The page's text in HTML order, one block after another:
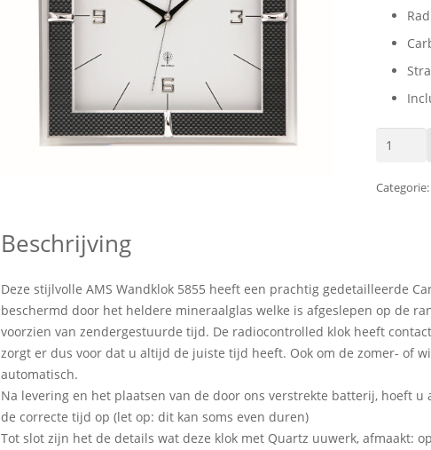
AMS
5855
Categorie:
Beschrijving
Deze stijlvolle AMS Wandklok 5855 heeft een prachtig gedetailleerde
beschermd door het heldere mineraalglas welke is afgeslepen op de
voorzien van zendergestuurde tijd. De radiocontrolled klok heeft
zorgt er dus voor dat u altijd de juiste tijd heeft. Ook om de zomer- of
automatisch.
Na levering en het plaatsen van de door ons verstrekte batterij, hoeft u
de correcte tijd op (let op: dit kan soms even duren)
Tot slot zijn het de details wat deze klok met Quartz uuwerk, afmaakt: